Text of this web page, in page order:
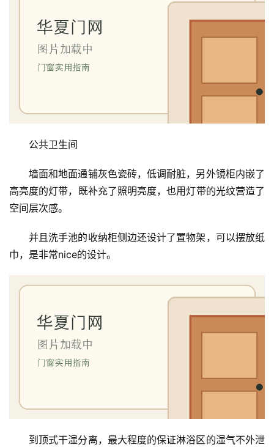
公共卫生间
墙面和地面通铺灰色瓷砖，低调耐脏，另外镜柜内嵌了
高亮度的灯带，既补充了照明亮度，也用灯带的光纹营造了
空间层次感。
并且洗手池的收纳柜侧边还设计了置物架，可以摆放纸
巾，是非常nice的设计。
到顶式干湿分离，最大程度的保证淋浴区的湿气不外泄